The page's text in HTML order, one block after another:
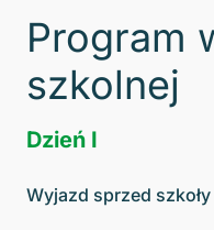
Program
szkolnej
Dzień I
Wyjazd sprzed